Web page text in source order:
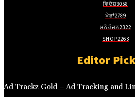
ਵਿਦੇਸ਼3058
ਖੇਡਾਂ2789
ਮਨੋਰੰਜਨ2322
SHOP2263
Editor
Ad Trackz Gold – Ad Tracking and